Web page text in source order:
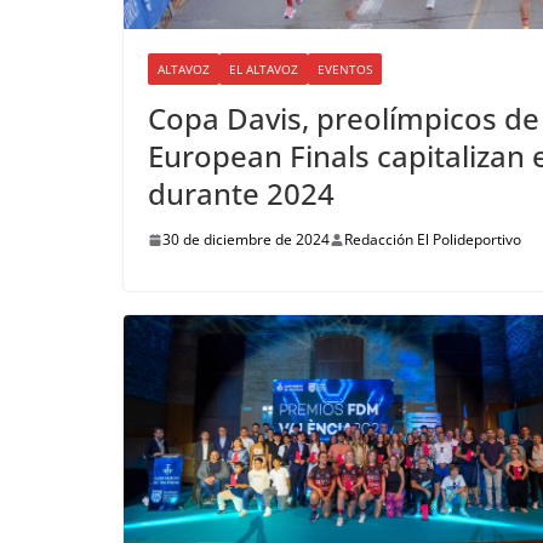
ALTAVOZ EL ALTAVOZ EVENTOS
Copa Davis, preolímpicos
European Finals
durante 2024
30 de diciembre de 2024 Redacción El Polideportivo